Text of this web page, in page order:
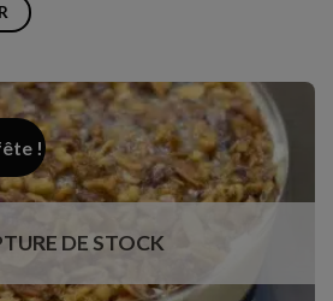
!
DE STOCK